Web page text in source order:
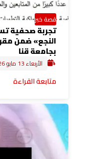
قصة خبر
تجربة صحفية
النجع» ضمن
بجامعة قنا
الأربعاء 13 مايو 2026 12:47 م
متابعة القراءة